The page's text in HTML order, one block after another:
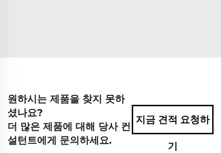
원하시는 제품을 찾지 못하
셨나요?
더 많은 제품에 대해 당사 컨
설턴트에게 문의하세요.
지금 견적 요청하
기